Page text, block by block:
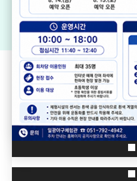
POPUPZONE